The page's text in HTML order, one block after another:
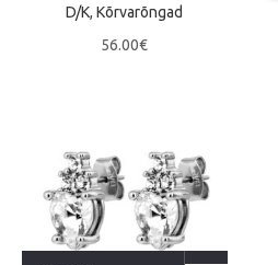
D/K,Kõrvarõngad
56.00€